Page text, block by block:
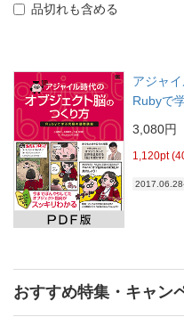
品切れも含める
アジャ
Rubyで
3,080円
1,120pt
2017.06.28
おすすめ特集・キャン